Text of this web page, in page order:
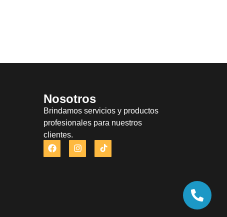
Nosotros
Brindamos servicios y productos
profesionales para nuestros
clientes.